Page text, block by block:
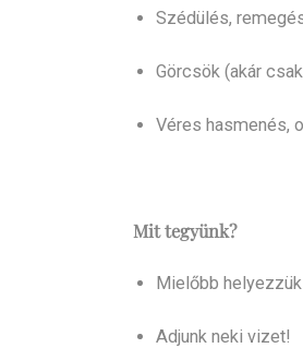
Szédülés,
Görcsök (akár
Véres hasmenés,
Mit tegyünk?
Mielőbb
Adjunk neki vizet!